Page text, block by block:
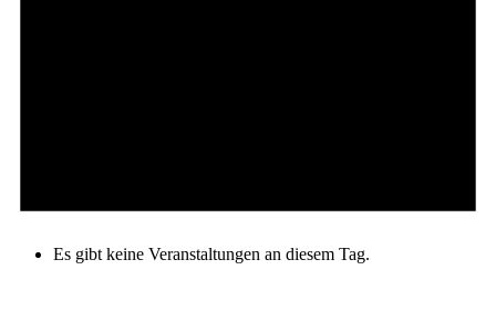
Es gibt keine Veranstaltungen an diesem Tag.